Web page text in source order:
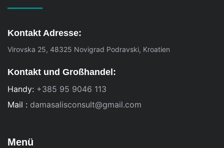
Kontakt Adresse:
Virovska 25, 48325 Novigrad Podravski, Kroatien
Kontakt und Großhandel:
Handy: +385 95 9046 113
Mail : damasalisconsult@gmail.com
Menü